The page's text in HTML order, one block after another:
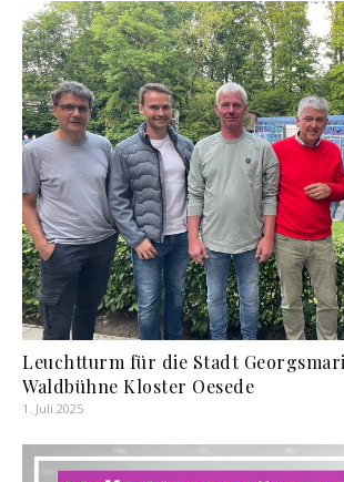
Leuchtturm für die Stadt
Waldbühne Kloster Oesede
1. Juli 2025